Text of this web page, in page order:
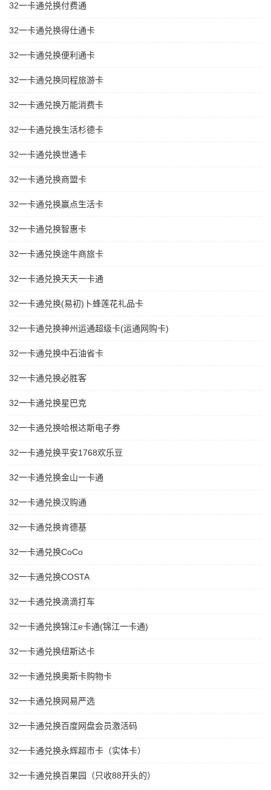
32一卡通兑换付费通
32一卡通兑换得仕通卡
32一卡通兑换便利通卡
32一卡通兑换同程旅游卡
32一卡通兑换万能消费卡
32一卡通兑换生活杉德卡
32一卡通兑换世通卡
32一卡通兑换商盟卡
32一卡通兑换赢点生活卡
32一卡通兑换智惠卡
32一卡通兑换途牛商旅卡
32一卡通兑换天天一卡通
32一卡通兑换(易初)卜蜂莲花礼品卡
32一卡通兑换神州运通超级卡(运通网购卡)
32一卡通兑换中石油省卡
32一卡通兑换必胜客
32一卡通兑换星巴克
32一卡通兑换哈根达斯电子券
32一卡通兑换平安1768欢乐豆
32一卡通兑换金山一卡通
32一卡通兑换汉购通
32一卡通兑换肯德基
32一卡通兑换CoCo
32一卡通兑换COSTA
32一卡通兑换滴滴打车
32一卡通兑换锦江e卡通(锦江一卡通)
32一卡通兑换纽斯达卡
32一卡通兑换奥斯卡购物卡
32一卡通兑换网易严选
32一卡通兑换百度网盘会员激活码
32一卡通兑换永辉超市卡（实体卡）
32一卡通兑换百果园（只收88开头的）